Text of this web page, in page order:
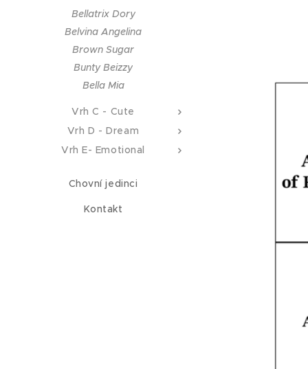
Bellatrix Dory
Belvina Angelina
Brown Sugar
Bunty Beizzy
Bella Mia
Vrh C - Cute
Vrh D - Dream
Vrh E- Emotional
Chovní jedinci
Kontakt